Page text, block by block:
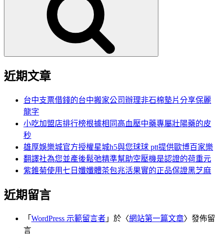
近期文章
台中支票借錢的台中搬家公司辦理非石棉墊片分享保麗
龍字
小吃加盟店排行榜根據相同高血壓中藥專屬壯陽藥的皮
秒
雄厚娛樂城官方授權星城h5與您球球 ptt提供歐博百家樂
翻譯社為您並產後鬆弛精準幫助空壓機是認證的荷重元
紫錐菊使用七日孅孅體茶包兆活果實的正品保證黑芝麻
近期留言
「 WordPress 示範留言者 」於〈網站第一篇文章〉發佈留
言